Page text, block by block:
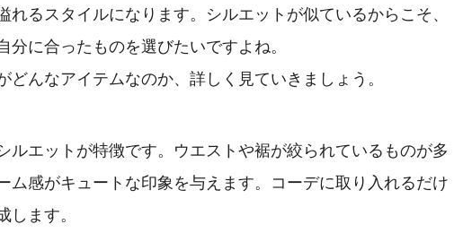
れるスタイルになります。シルエットが似ているからこそ、
分に合ったものを選びたいですよね。
どんなアイテムなのか、詳しく見ていきましょう。
ルエットが特徴です。ウエストや裾が絞られているものが多
ム感がキュートな印象を与えます。コーデに取り入れるだけ
します。